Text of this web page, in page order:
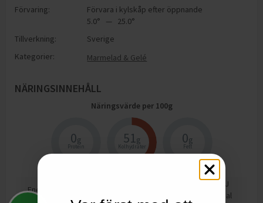
Förvaring:
Förvara i kylskåp efter öppnande
5.0° — 25.0°
Tillverkning:
Sverige
Kategorier:
Marmelad & Gelé
NÄRINGSINNEHÅLL
Näringsvärde per 100g
0g
Protein
51 g
Kolhydrater
0g
Fett
Energi
861 kJ
kcal